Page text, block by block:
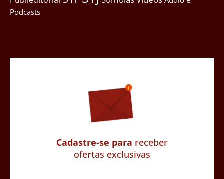
Podcasts
Cadastre-se para receber
ofertas exclusivas